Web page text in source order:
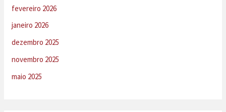
fevereiro 2026
janeiro 2026
dezembro 2025
novembro 2025
maio 2025